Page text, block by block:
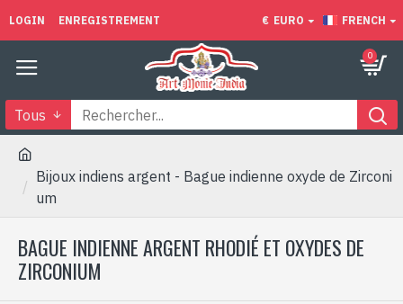
LOGIN ENREGISTREMENT € EURO FRENCH
0
Tous
Bijoux indiens argent - Bague indienne oxyde de Zirconi
um
BAGUE INDIENNE ARGENT RHODIÉ ET OXYDES DE
ZIRCONIUM